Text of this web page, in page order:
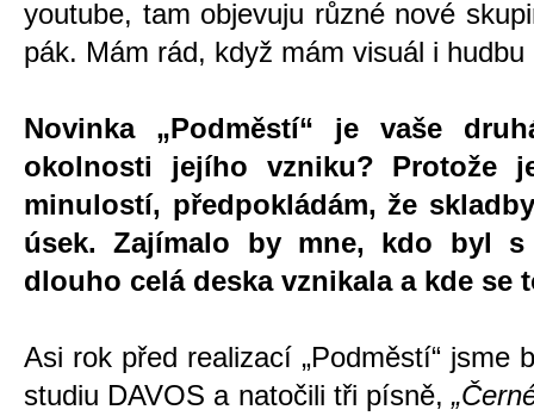
youtube, tam objevuju různé nové
pák. Mám rád, když mám visuál i hudbu
Novinka „Podměstí“ je vaše
okolnosti jejího vzniku? Protože
minulostí, předpokládám, že
úsek. Zajímalo by mne, kdo byl
dlouho celá deska vznikala a kde se
Asi rok před realizací „Podměstí“ jsme
studiu DAVOS a natočili tři písně,